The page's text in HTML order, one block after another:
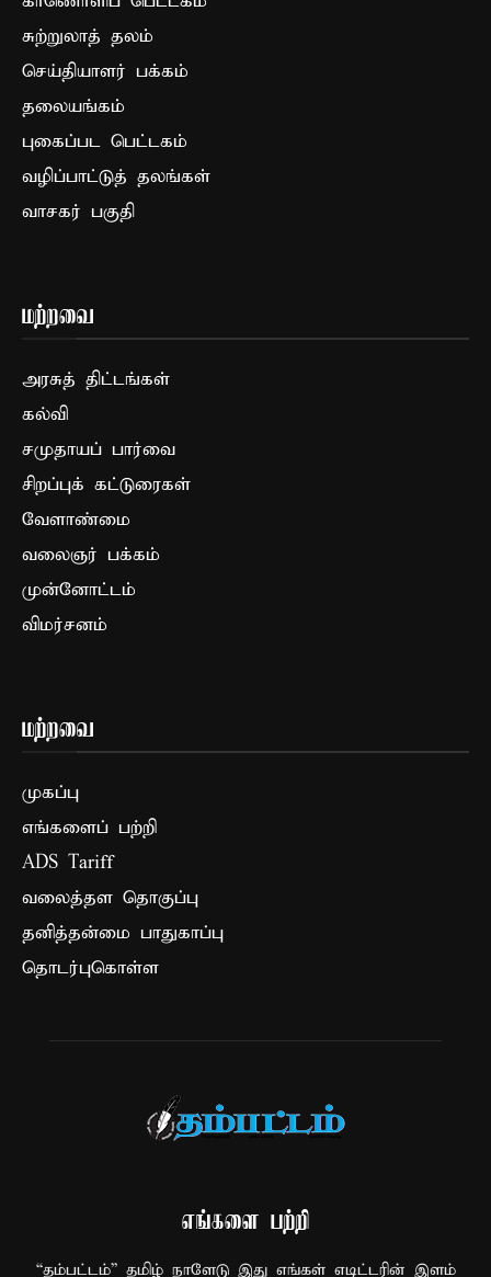
சுற்றுலாத் தலம்
செய்தியாளர் பக்கம்
தலையங்கம்
புகைப்பட பெட்டகம்
வழிப்பாட்டுத் தலங்கள்
வாசகர் பகுதி
மற்றவை
அரசுத் திட்டங்கள்
கல்வி
சமுதாயப் பார்வை
சிறப்புக் கட்டுரைகள்
வேளாண்மை
வலைஞர் பக்கம்
முன்னோட்டம்
விமர்சனம்
மற்றவை
முகப்பு
எங்களைப் பற்றி
ADS Tariff
வலைத்தள தொகுப்பு
தனித்தன்மை பாதுகாப்பு
தொடர்புகொள்ள
எங்களை பற்றி
“தம்பட்டம்” தமிழ் நாளேடு இது எங்கள் எடிட்டரின் இளம்